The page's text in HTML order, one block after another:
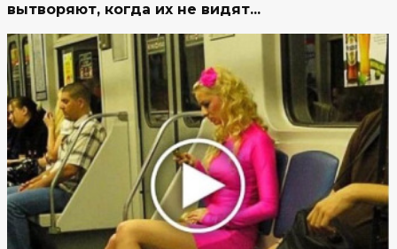
вытворяют, когда их не видят...